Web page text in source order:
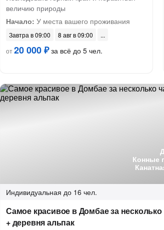
величию природы
Начало: У места вашего проживания
Завтра в 09:00
8 авг в 09:00
от20 000 ₽за всё до 5 чел.
Конные
Индивидуальная до 16 чел.
Самое красивое в Домбае за несколько
+ деревня альпак